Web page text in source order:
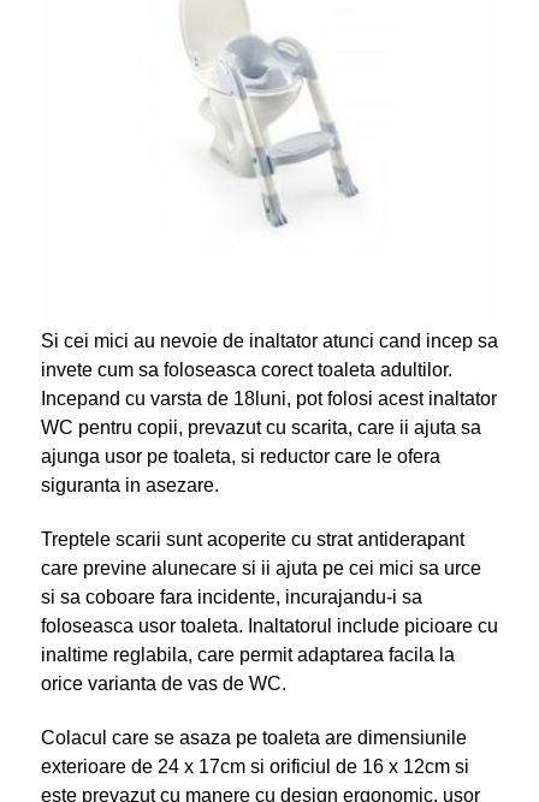
Si cei mici au nevoie de inaltator atunci cand incep sa
invete cum sa foloseasca corect toaleta adultilor.
Incepand cu varsta de 18luni, pot folosi acest inaltator
WC pentru copii, prevazut cu scarita, care ii ajuta sa
ajunga usor pe toaleta, si reductor care le ofera
siguranta in asezare.
Treptele scarii sunt acoperite cu strat antiderapant
care previne alunecare si ii ajuta pe cei mici sa urce
si sa coboare fara incidente, incurajandu-i sa
foloseasca usor toaleta. Inaltatorul include picioare cu
inaltime reglabila, care permit adaptarea facila la
orice varianta de vas de WC.
Colacul care se asaza pe toaleta are dimensiunile
exterioare de 24 x 17cm si orificiul de 16 x 12cm si
este prevazut cu manere cu design ergonomic, usor